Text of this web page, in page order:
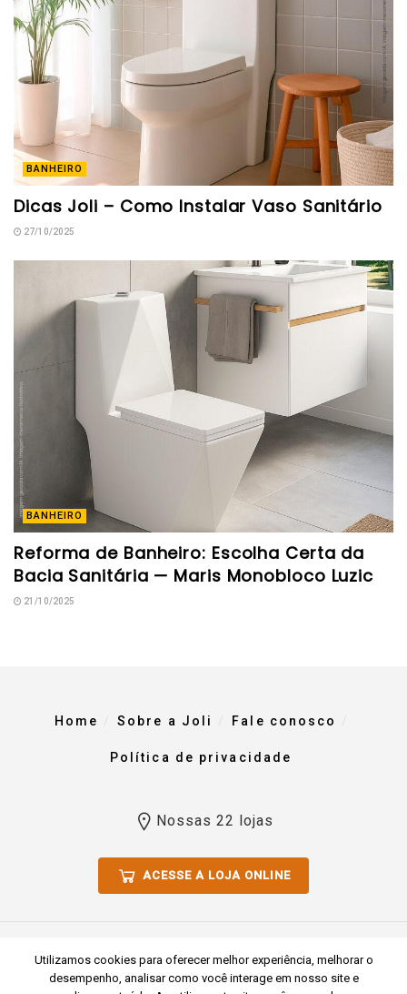
BANHEIRO
Dicas Joli – Como Instalar Vaso Sanitário
27/10/2025
BANHEIRO
Reforma de Banheiro: Escolha Certa da
Bacia Sanitária — Maris Monobloco Luzic
21/10/2025
Home Sobre a Joli Fale conosco
Política de privacidade
Nossas 22 lojas
ACESSE A LOJA ONLINE
Todos os direitos reservados 2023. Comércio De Materiais Para
Construção Joli Ltda CNPJ 51.769.255/0001-54
Utilizamos cookies para oferecer melhor experiência, melhorar o
desempenho, analisar como você interage em nosso site e